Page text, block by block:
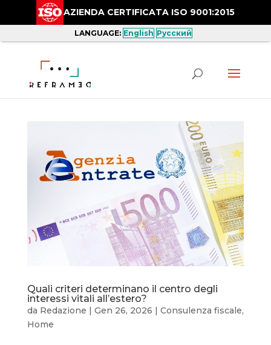
Quali criteri determinano il centro degli
interessi vitali all’estero?
da Redazione | Gen 26, 2026 | Consulenza fiscale,
Home
AZIENDA CERTIFICATA ISO 9001:2015
LANGUAGE: English Русский